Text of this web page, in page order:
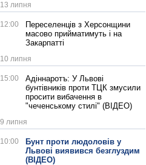
13 липня
12:00
Переселенців з Херсонщини
масово прийматимуть і на
Закарпатті
10 липня
15:00
Адіннаротъ: У Львові
бунтівників проти ТЦК змусили
просити вибачення в
"чеченському стилі" (ВІДЕО)
9 липня
10:00
Бунт проти людоловів у
Львові виявився безглуздим
(ВІДЕО)